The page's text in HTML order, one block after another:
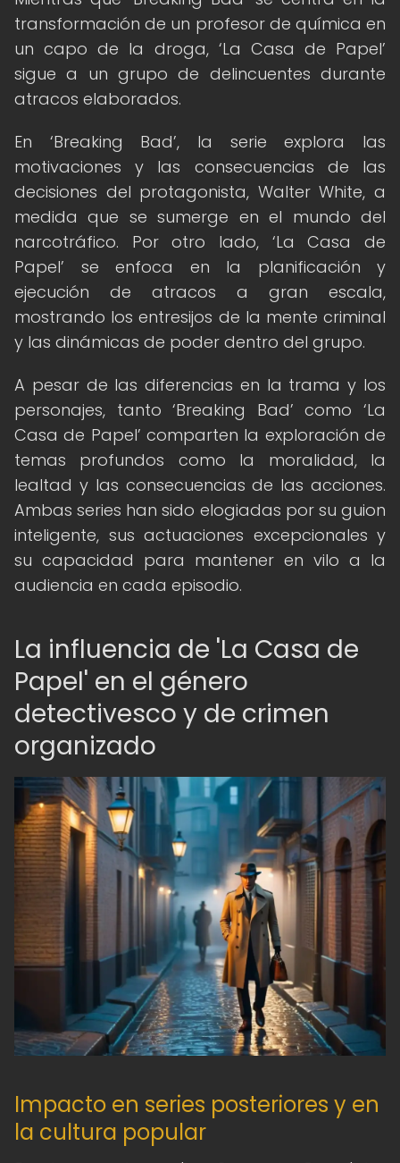
transformación de un profesor de química en
un capo de la droga, ‘La Casa de Papel’
sigue a un grupo de delincuentes durante
atracos elaborados.
En ‘Breaking Bad’, la serie explora las
motivaciones y las consecuencias de las
decisiones del protagonista, Walter White, a
medida que se sumerge en el mundo del
narcotráfico. Por otro lado, ‘La Casa de
Papel’ se enfoca en la planificación y
ejecución de atracos a gran escala,
mostrando los entresijos de la mente criminal
y las dinámicas de poder dentro del grupo.
A pesar de las diferencias en la trama y los
personajes, tanto ‘Breaking Bad’ como ‘La
Casa de Papel’ comparten la exploración de
temas profundos como la moralidad, la
lealtad y las consecuencias de las acciones.
Ambas series han sido elogiadas por su guion
inteligente, sus actuaciones excepcionales y
su capacidad para mantener en vilo a la
audiencia en cada episodio.
La influencia de 'La Casa de
Papel' en el género
detectivesco y de crimen
organizado
Impacto en series posteriores y en
la cultura popular